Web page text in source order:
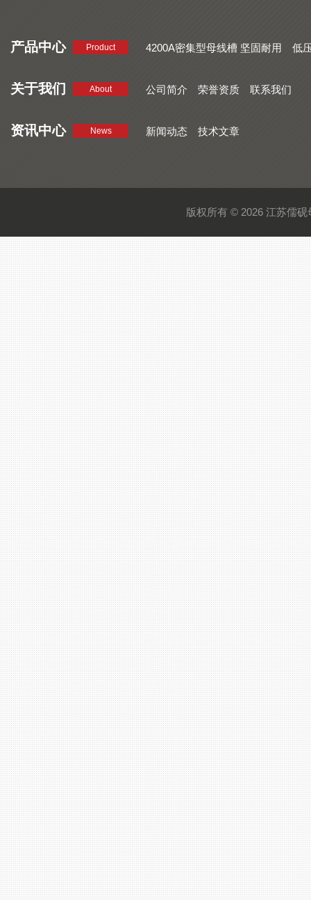
产品中心 Product 4200A密集型母线槽 坚固耐用
低
关于我们 About 公司简介 荣誉资质 联系我们
资讯中心 News 新闻动态 技术文章
版权所有 © 2026 江苏儒